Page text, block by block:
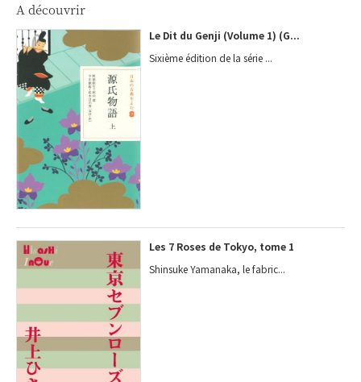
A découvrir
Le Dit du Genji (Volume 1) (G...
Sixième édition de la série ...
Les 7 Roses de Tokyo, tome 1
Shinsuke Yamanaka, le fabric...